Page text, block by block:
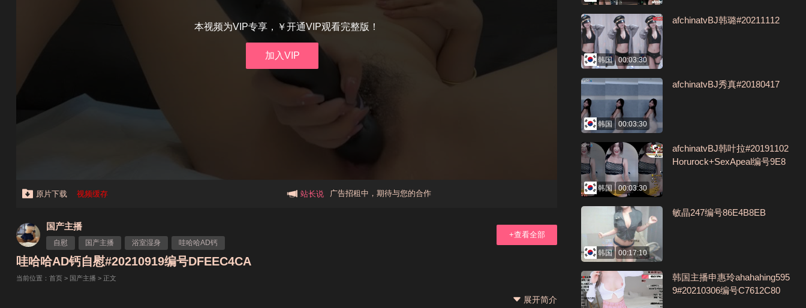
本视频为VIP专享，￥开通VIP观看完整版！
加入VIP
原片下载 视频缓存 站长说
本站大事件(19j网站发展历程)
广告招租中，期待与您的合作
国产主播
自慰 国产主播 浴室湿身 哇哈哈AD钙
+查看全部
哇哈哈AD钙自慰#20210919编号DFEEC4CA
当前位置： 首页 > 国产主播 > 正文
展开简介
韩国 00:03:30
afchinatvBJ韩璐#20211112
韩国 00:03:30
afchinatvBJ秀真#20180417
韩国 00:03:30
afchinatvBJ韩叶拉#20191102
Horurock+SexApeal编号9E8
韩国 00:17:10
敏晶247编号86E4B8EB
韩国主播申惠玲ahahahing595
9#20210306编号C7612C80